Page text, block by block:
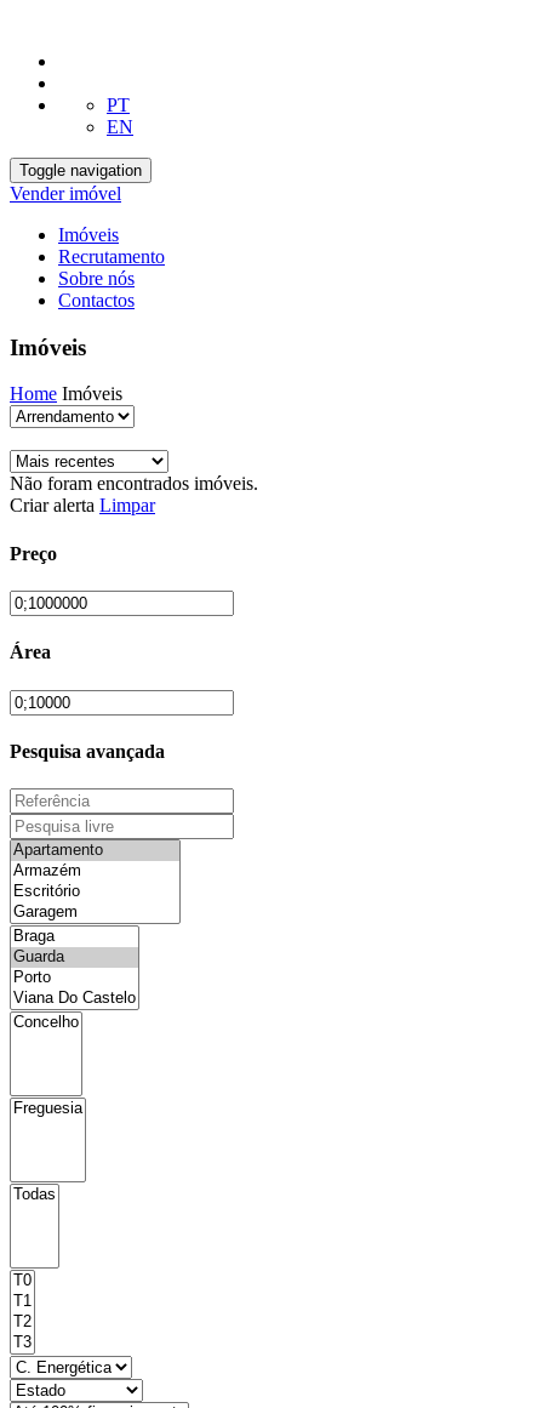
PT
EN
Toggle navigation
Vender imóvel
Imóveis
Recrutamento
Sobre nós
Contactos
Imóveis
Home Imóveis
Não foram encontrados imóveis.
Criar alerta Limpar
Preço
Área
Pesquisa avançada